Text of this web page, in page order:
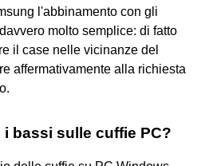
l'abbinamento con gli
molto semplice: di fatto
il case nelle vicinanze del
affermativamente alla richiesta
i bassi sulle cuffie PC?